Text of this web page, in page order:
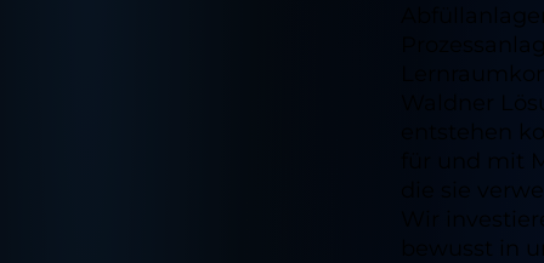
Waldner
entstehen
für und mit
die sie
Wir
bewusst in